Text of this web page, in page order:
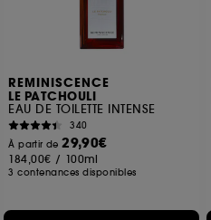
REMINISCENCE
LE PATCHOULI
EAU DE TOILETTE INTENSE
340
À partir de29,90€
184,00€ / 100ml
3 contenances disponibles